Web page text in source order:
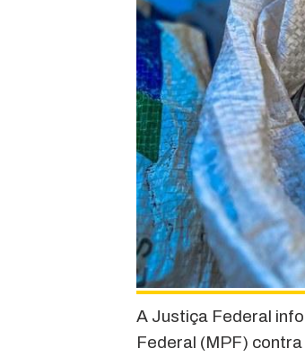
A Justiça Federal
Federal (MPF)